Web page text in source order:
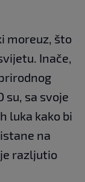
moreuz, što
Inače,
su, sa svoje
luka kako bi
na
razljutio